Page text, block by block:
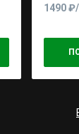
1490 ₽⁠/⁠